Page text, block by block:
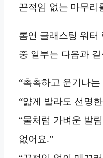
끈적임 없는 마무리
롬앤 글래스팅 워터
중 일부는 다음과
“촉촉하고 윤기나
“얇게 발라도 선명
“물처럼 가벼운 발
없어요.”